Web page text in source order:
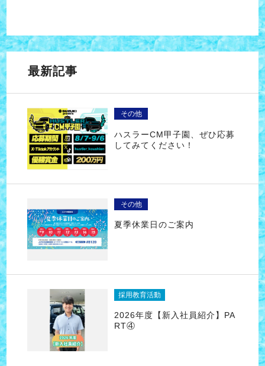
最新記事
その他
ハスラーCM甲子園、ぜひ応募
してみてください！
その他
夏季休業日のご案内
採用教育活動
2026年度【新入社員紹介】PA
RT④